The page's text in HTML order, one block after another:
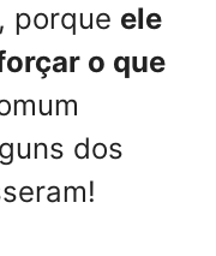
porque ele
o que
dos